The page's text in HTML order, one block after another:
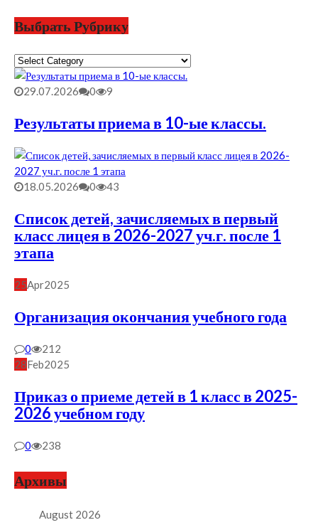
Выбрать Рубрику
Выбрать
Рубрику
29.07.2026
0 9
Результаты приема в 10-ые классы.
18.05.2026 0 43
Список детей, зачисляемых в первый
класс лицея в 2026-2027 уч.г. после 1
этапа
25Apr2025
Организация окончания учебного года
0
212
28Feb2025
Приказ о приеме детей в 1 класс в 2025-
2026 учебном году
0 238
Архивы
August 2026